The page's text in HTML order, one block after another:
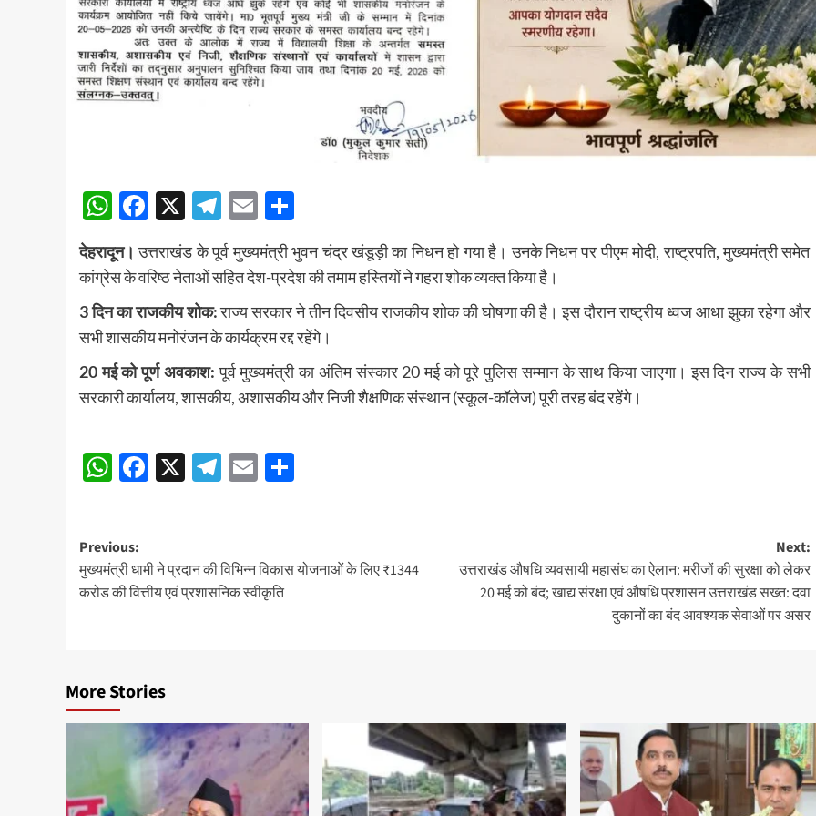
WhatsApp
Facebook
X Telegram
Email
देहरादून। उत्तराखंड के पूर्व मुख्यमंत्री भुवन चंद्र खंडूड़ी का निधन हो गया है। उनके निधन पर पीएम मोदी, राष्ट्रपति, मुख्यमंत्री समेत
कांग्रेस के वरिष्ठ नेताओं सहित देश-प्रदेश की तमाम हस्तियों ने गहरा शोक व्यक्त किया है।
3 दिन का राजकीय शोक:राज्य सरकार ने तीन दिवसीय राजकीय शोक की घोषणा की है। इस दौरान राष्ट्रीय ध्वज आधा झुका रहेगा और
सभी शासकीय मनोरंजन के कार्यक्रम रद्द रहेंगे।
20 मई को पूर्ण अवकाश: पूर्व मुख्यमंत्री का अंतिम संस्कार 20 मई को पूरे पुलिस सम्मान के साथ किया जाएगा। इस दिन राज्य के सभी
सरकारी कार्यालय, शासकीय, अशासकीय और निजी शैक्षणिक संस्थान (स्कूल-कॉलेज) पूरी तरह बंद रहेंगे।
Post
navigation
WhatsApp
Facebook
X Telegram
Email
Post
navigation
Previous:
मुख्यमंत्री धामी ने प्रदान की विभिन्न विकास योजनाओं के लिए ₹1344
करोड की वित्तीय एवं प्रशासनिक स्वीकृति
Next:
उत्तराखंड औषधि व्यवसायी महासंघ का ऐलान: मरीजों की सुरक्षा को लेकर
20 मई को बंद; खाद्य संरक्षा एवं औषधि प्रशासन उत्तराखंड सख्त: दवा
दुकानों का बंद आवश्यक सेवाओं पर असर
More Stories